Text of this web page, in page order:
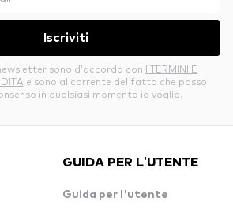
Iscriviti
sono d’accordo con I TERMINI E
e sono al corrente del fatto che posso
in qualsiasi momento io voglia.
GUIDA PER L'UTENTE
Guida per l'utente